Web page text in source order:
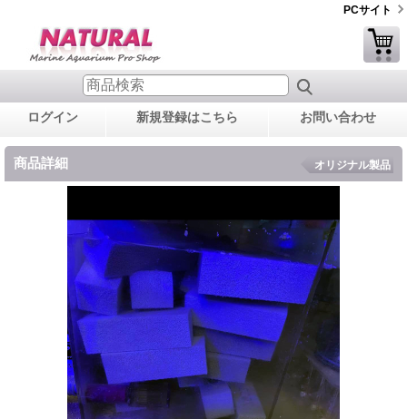
PCサイト
ログイン 新規登録はこちら お問い合わせ
商品詳細 オリジナル製品